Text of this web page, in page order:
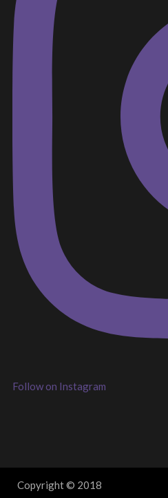
Follow on Instagram
Copyright © 2018